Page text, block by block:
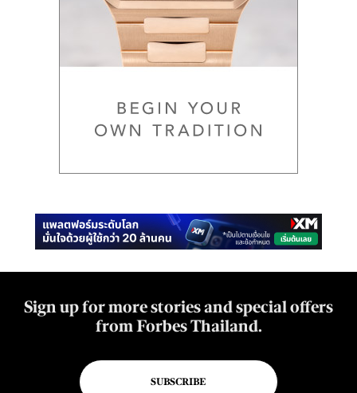
Sign up for more stories and special offers
from Forbes Thailand.
SUBSCRIBE